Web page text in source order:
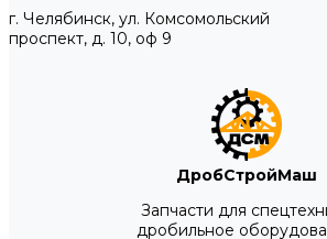
г. Челябинск, ул. Комсомольский
проспект, д. 10, оф 9
ДробСтройМаш
Запчасти для
дробильное